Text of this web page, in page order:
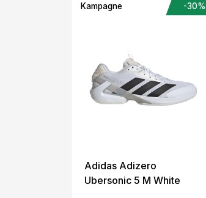
Kampagne -30%
Adidas Adizero
Ubersonic 5 M White